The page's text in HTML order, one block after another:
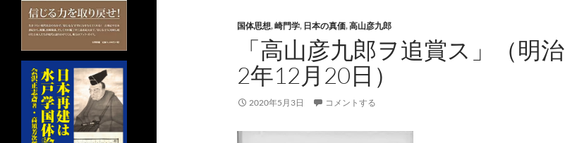
国体思想,崎門学, 日本の真価,高山彦九郎
「高山彦九郎ヲ追賞ス」（明治
2年12月20日）
2020年5月3日 コメントする